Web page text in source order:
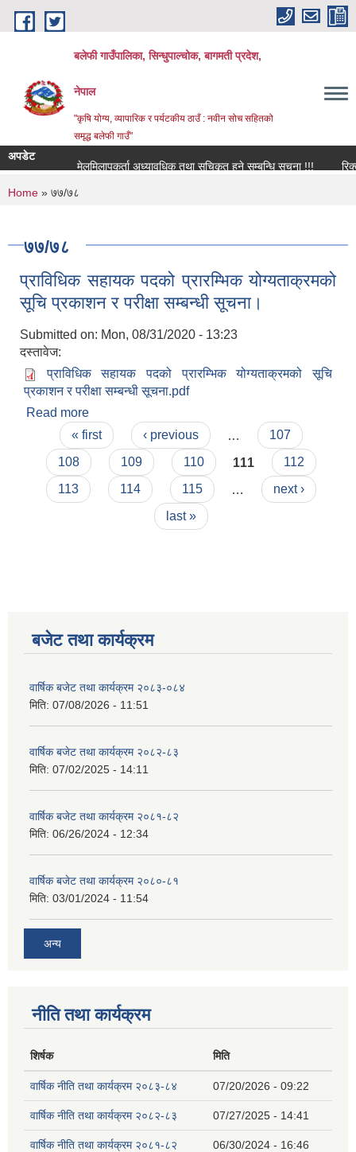
Skip to main content
बलेफी गाउँपालिका, सिन्धुपाल्चोक, बागमती प्रदेश,
नेपाल
"कृषि योग्य, व्यापारिक र पर्यटकीय ठाउँ : नवीन सोच सहितको
समृद्ध बलेफी गाउँ"
अपडेट
मेलमिलापकर्ता अध्यावधिक तथा सूचिकृत हुने सम्बन्धि सूचना !!!
रिक्त
You are here
Home » ७७/७८
७७/७८
प्राविधिक सहायक पदको प्रारम्भिक योग्यताक्रमको
सूचि प्रकाशन र परीक्षा सम्बन्धी सूचना।
Submitted on: Mon, 08/31/2020 - 13:23
दस्तावेज:
प्राविधिक सहायक पदको प्रारम्भिक योग्यताक्रमको सूचि
प्रकाशन र परीक्षा सम्बन्धी सूचना.pdf
Read more
सूचि प्रकाशन र परीक्षा सम्बन्धी सूचना।
Pages« first ‹ previous
107
108
109 110 111
112
113
114 115
next ›
last »
बजेट तथा कार्यक्रम
वार्षिक बजेट तथा कार्यक्रम २०८३-०८४
मिति: 07/08/2026 - 11:51
वार्षिक बजेट तथा कार्यक्रम २०८२-८३
मिति: 07/02/2025 - 14:11
वार्षिक बजेट तथा कार्यक्रम २०८१-८२
मिति: 06/26/2024 - 12:34
वार्षिक बजेट तथा कार्यक्रम २०८०-८१
मिति: 03/01/2024 - 11:54
अन्य
नीति तथा कार्यक्रम
शिर्षक मिति
वार्षिक नीति तथा कार्यक्रम २०८३-८४ 07/20/2026 - 09:22
वार्षिक नीति तथा कार्यक्रम २०८२-८३ 07/27/2025 - 14:41
वार्षिक नीति तथा कार्यक्रम २०८१-८२ 06/30/2024 - 16:46